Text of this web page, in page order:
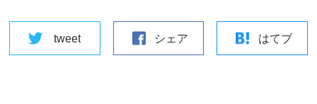
tweet シェア はてブ